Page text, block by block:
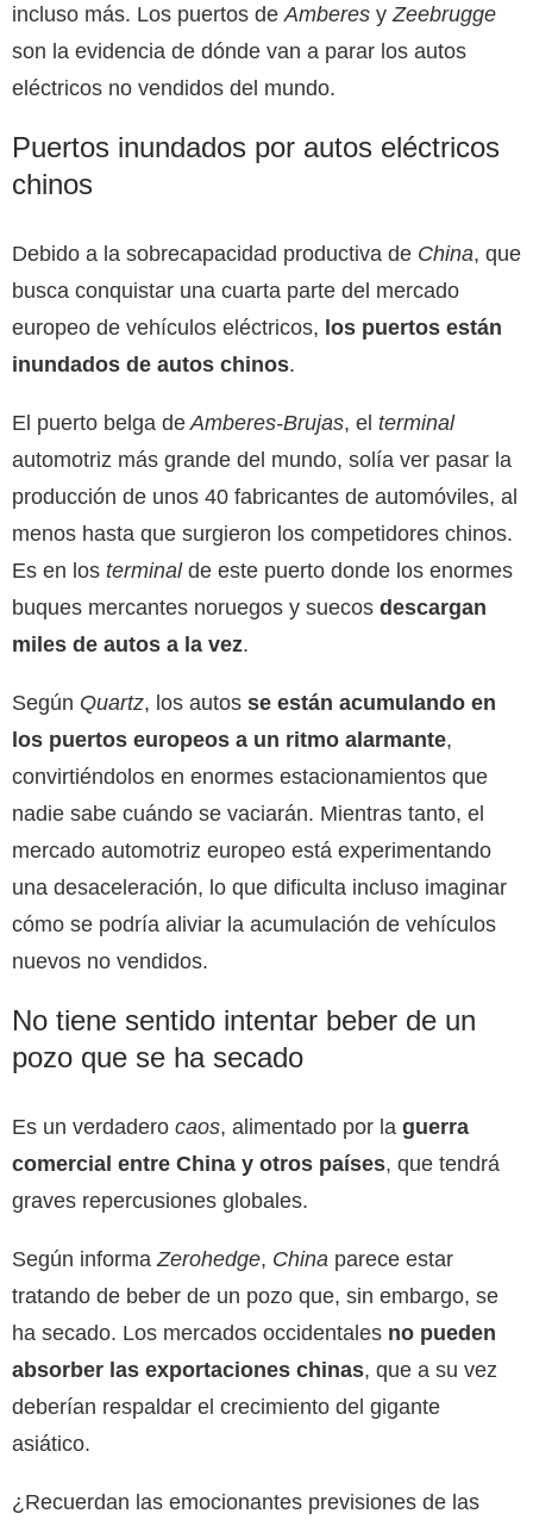
incluso más. Los puertos de Amberes y Zeebrugge
son la evidencia de dónde van a parar los autos
eléctricos no vendidos del mundo.
Puertos inundados por autos eléctricos
chinos
Debido a la sobrecapacidad productiva de China, que
busca conquistar una cuarta parte del mercado
europeo de vehículos eléctricos, los puertos están
inundados de autos chinos.
El puerto belga de Amberes-Brujas, el terminal
automotriz más grande del mundo, solía ver pasar la
producción de unos 40 fabricantes de automóviles, al
menos hasta que surgieron los competidores chinos.
Es en los terminalde este puerto donde los enormes
buques mercantes noruegos y suecos descargan
miles de autos a la vez.
Según Quartz, los autos se están acumulando en
los puertos europeos a un ritmo alarmante,
convirtiéndolos en enormes estacionamientos que
nadie sabe cuándo se vaciarán. Mientras tanto, el
mercado automotriz europeo está experimentando
una desaceleración, lo que dificulta incluso imaginar
cómo se podría aliviar la acumulación de vehículos
nuevos no vendidos.
No tiene sentido intentar beber de un
pozo que se ha secado
Es un verdadero caos, alimentado por la guerra
comercial entre China y otros países, que tendrá
graves repercusiones globales.
Según informa Zerohedge, China parece estar
tratando de beber de un pozo que, sin embargo, se
ha secado. Los mercados occidentales no pueden
absorber las exportaciones chinas, que a su vez
deberían respaldar el crecimiento del gigante
asiático.
¿Recuerdan las emocionantes previsiones de las